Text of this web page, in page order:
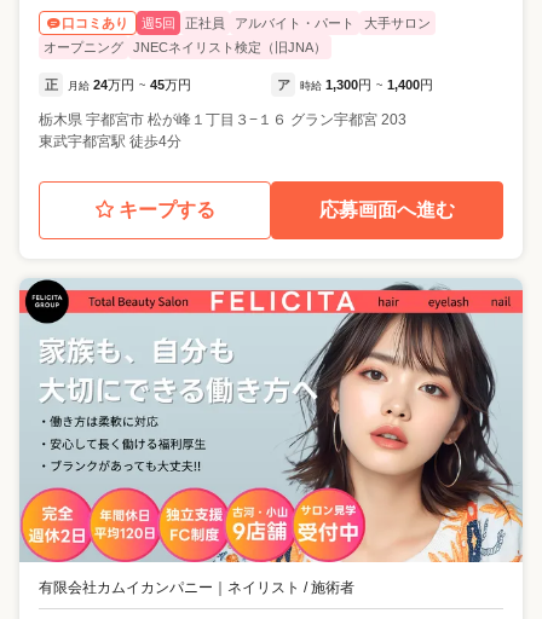
口コミあり 週5回 正社員 アルバイト・パート
大手サロン
オープニング
JNECネイリスト検定（旧JNA）
正 月給 24万円 ~ 45万円 ア 時給 1,300円 ~ 1,400円
栃木県 宇都宮市 松が峰１丁目３−１６ グラン宇都宮 203
東武宇都宮駅 徒歩4分
キープする 応募画面へ進む
有限会社カムイカンパニー ｜ ネイリスト / 施術者